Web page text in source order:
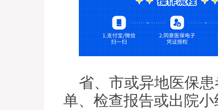
省、市或异地医保
单、检查报告或出院